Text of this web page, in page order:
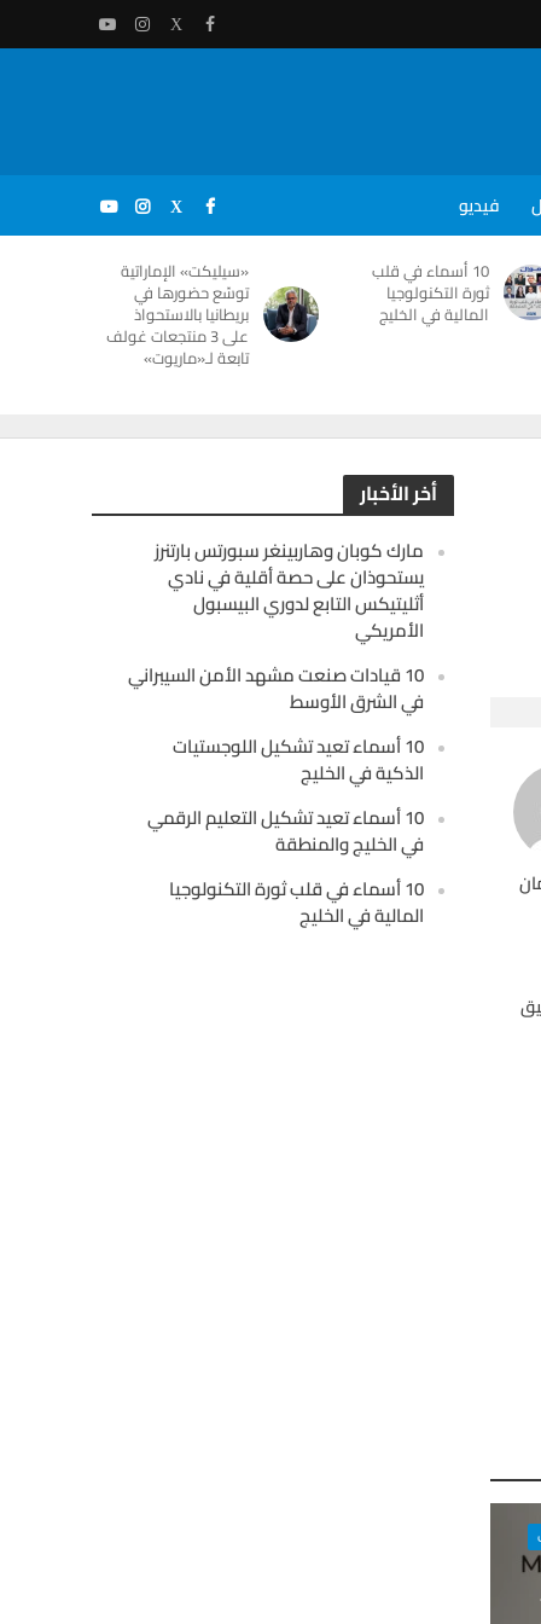
فيديو
10 أسماء في قلب
ثورة التكنولوجيا
المالية في الخليج
«سيليكت» الإماراتية
توسّع حضورها في
بريطانيا بالاستحواذ
على 3 منتجعات غولف
تابعة لـ«ماريوت»
أخر الأخبار
مارك كوبان وهاربينغر سبورتس بارتنرز
يستحوذان على حصة أقلية في نادي
أثليتيكس التابع لدوري البيسبول
الأمريكي
10 قيادات صنعت مشهد الأمن السيبراني
في الشرق الأوسط
10 أسماء تعيد تشكيل اللوجستيات
الذكية في الخليج
10 أسماء تعيد تشكيل التعليم الرقمي
في الخليج والمنطقة
10 أسماء في قلب ثورة التكنولوجيا
المالية في الخليج